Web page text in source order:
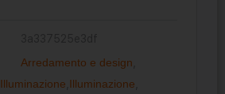
Arredamento e design
Illuminazione Illuminazione